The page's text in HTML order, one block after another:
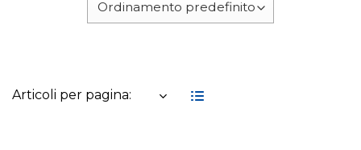
Articoli per pagina: